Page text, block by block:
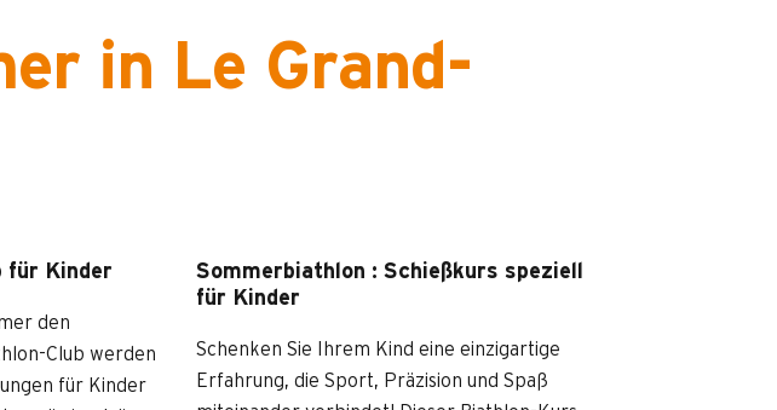
in Le Grand-
für Kinder
den
Club werden
für Kinder
Sommerbiathlon : Schießkurs speziell
für Kinder
Schenken Sie Ihrem Kind eine einzigartige
Erfahrung, die Sport, Präzision und Spaß